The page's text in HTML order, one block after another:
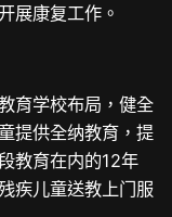
展康复工作。
育学校布局，健全
提供全纳教育，提
教育在内的12年
疾儿童送教上门服